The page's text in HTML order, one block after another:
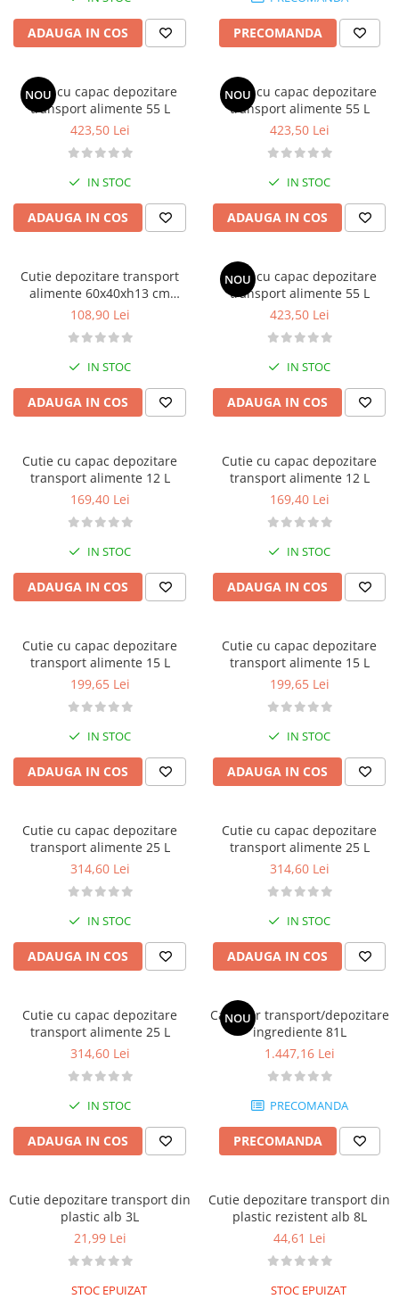
ADAUGA IN COS PRECOMANDA
NOU
Cutie cu capac depozitare
transport alimente 55 L
423,50 Lei
IN STOC
ADAUGA IN COS
NOU
Cutie cu capac depozitare
transport alimente 55 L
423,50 Lei
IN STOC
ADAUGA IN COS
Cutie depozitare transport
alimente 60x40xh13 cm
capacitate 23 L
108,90 Lei
IN STOC
ADAUGA IN COS
NOU
Cutie cu capac depozitare
transport alimente 55 L
423,50 Lei
IN STOC
ADAUGA IN COS
Cutie cu capac depozitare
transport alimente 12 L
169,40 Lei
IN STOC
ADAUGA IN COS
Cutie cu capac depozitare
transport alimente 12 L
169,40 Lei
IN STOC
ADAUGA IN COS
Cutie cu capac depozitare
transport alimente 15 L
199,65 Lei
IN STOC
ADAUGA IN COS
Cutie cu capac depozitare
transport alimente 15 L
199,65 Lei
IN STOC
ADAUGA IN COS
Cutie cu capac depozitare
transport alimente 25 L
314,60 Lei
IN STOC
ADAUGA IN COS
Cutie cu capac depozitare
transport alimente 25 L
314,60 Lei
IN STOC
ADAUGA IN COS
Cutie cu capac depozitare
transport alimente 25 L
314,60 Lei
IN STOC
ADAUGA IN COS
NOU
Carucior transport/depozitare
ingrediente 81L
1.447,16 Lei
PRECOMANDA
PRECOMANDA
Cutie depozitare transport din
plastic alb 3L
21,99 Lei
STOC EPUIZAT
Cutie depozitare transport din
plastic rezistent alb 8L
44,61 Lei
STOC EPUIZAT